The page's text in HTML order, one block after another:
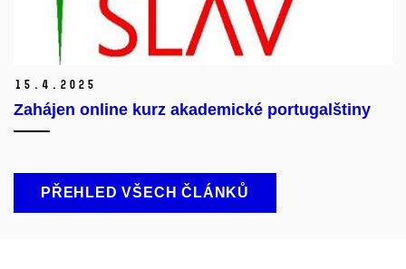
15. 4. 2025
Zahájen online kurz akademické portugalštiny
PŘEHLED VŠECH ČLÁNKŮ